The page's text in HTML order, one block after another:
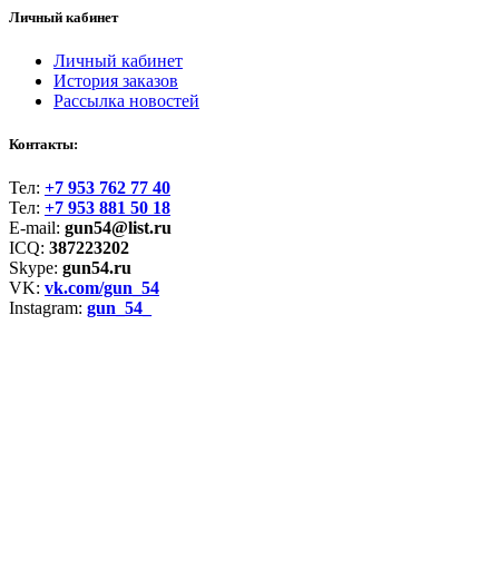
Личный кабинет
Личный кабинет
История заказов
Рассылка новостей
Контакты:
Тел: +7 953 762 77 40
Тел: +7 953 881 50 18
E-mail: gun54@list.ru
ICQ: 387223202
Skype: gun54.ru
VK: vk.com/gun_54
Instagram: gun_54_